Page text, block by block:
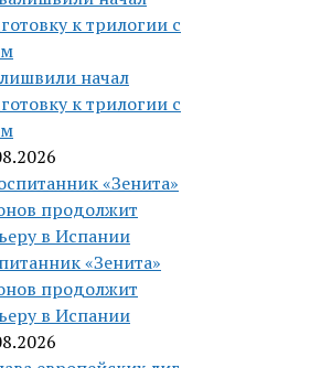
начал
к трилогии с
«Зенита»
продолжит
в Испании